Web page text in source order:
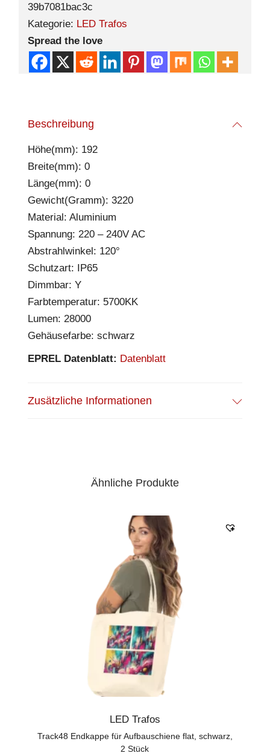
39b7081bac3c
Kategorie: LED Trafos
Spread the love
Beschreibung
Höhe(mm): 192
Breite(mm): 0
Länge(mm): 0
Gewicht(Gramm): 3220
Material: Aluminium
Spannung: 220 – 240V AC
Abstrahlwinkel: 120°
Schutzart: IP65
Dimmbar: Y
Farbtemperatur: 5700KK
Lumen: 28000
Gehäusefarbe: schwarz
EPREL Datenblatt: Datenblatt
Zusätzliche Informationen
Ähnliche Produkte
LED Trafos
Track48 Endkappe für Aufbauschiene flat, schwarz,
2 Stück